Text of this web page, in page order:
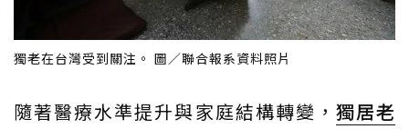
獨老在台灣受到關注。 圖／聯合報系資料照片
隨著醫療水準提升與家庭結構轉變， 獨居老